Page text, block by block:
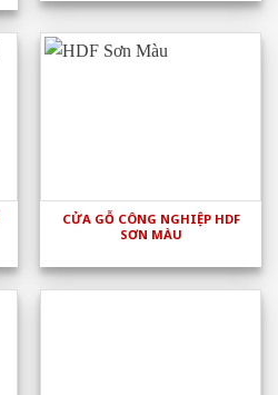
CỬA GỖ CÔNG NGHIỆP HDF
SƠN MÀU